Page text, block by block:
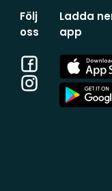
Följ
oss
Facebook
Instagram
Ladda
app
App
Store
App
Store